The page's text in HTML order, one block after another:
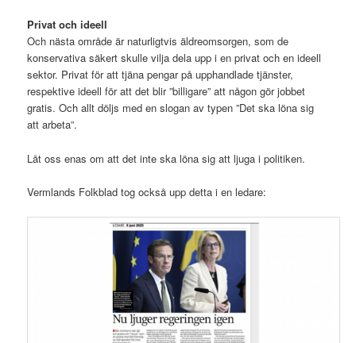
Privat och ideell
Och nästa område är naturligtvis äldreomsorgen, som de
konservativa säkert skulle vilja dela upp i en privat och en ideell
sektor. Privat för att tjäna pengar på upphandlade tjänster,
respektive ideell för att det blir ”billigare” att någon gör jobbet
gratis. Och allt döljs med en slogan av typen ”Det ska löna sig
att arbeta”.
Låt oss enas om att det inte ska löna sig att ljuga i politiken.
Vermlands Folkblad tog också upp detta i en ledare: